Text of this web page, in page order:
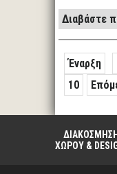
Διαβάστε
Έναρξη
10
ΔΙΑΚΟΣΜΗΣΗ
ΧΩΡΟΥ &